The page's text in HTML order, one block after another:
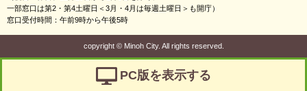
一部窓口は第2・第4土曜日＜3月・4月は毎週土曜日＞も開庁）
窓口受付時間：午前9時から午後5時
copyright ©Minoh City. All rights reserved.
PC版を表示する